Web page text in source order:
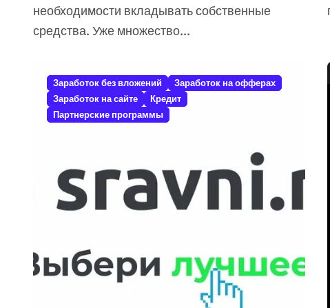
необходимости вкладывать собственные
средства. Уже множество...
Заработок без вложений
Заработок на офферах
Заработок на сайте
Кредит
Партнерские программы